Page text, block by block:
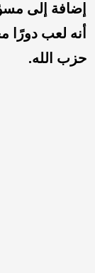
إضافة إلى
أنه لعب دورًا
حزب الله.